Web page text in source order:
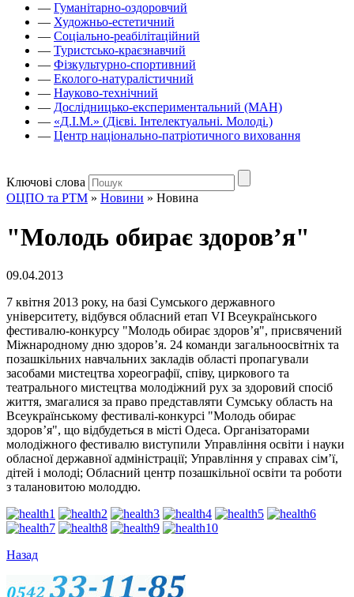
— Гуманітарно-оздоровчий
— Художньо-естетичний
— Соціально-реабілітаційний
— Туристсько-краєзнавчий
— Фізкультурно-спортивний
— Еколого-натуралістичний
— Науково-технічний
— Дослідницько-експериментальний (МАН)
— «Д.І.М.» (Дієві. Інтелектуальні. Молоді.)
— Центр національно-патріотичного виховання
Ключові слова
ОЦПО та РТМ » Новини » Новина
"Молодь обирає здоров’я"
09.04.2013
7 квітня 2013 року, на базі Сумського державного
університету, відбувся обласний етап VI Всеукраїнського
фестивалю-конкурсу "Молодь обирає здоров’я", присвячений
Міжнародному дню здоров’я. 24 команди загальноосвітніх та
позашкільних навчальних закладів області пропагували
засобами мистецтва хореографії, співу, циркового та
театрального мистецтва молодіжний рух за здоровий спосіб
життя, змагалися за право представляти Сумську область на
Всеукраїнському фестивалі-конкурсі "Молодь обирає
здоров’я", що відбудеться в місті Одеса. Організаторами
молодіжного фестивалю виступили Управління освіти і науки
обласної державної адміністрації; Управління у справах сім’ї,
дітей і молоді; Обласний центр позашкільної освіти та роботи
з талановитою молоддю.
Назад